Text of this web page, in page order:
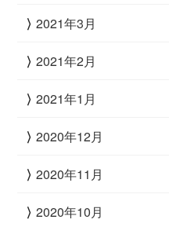
2021年3月
2021年2月
2021年1月
2020年12月
2020年11月
2020年10月